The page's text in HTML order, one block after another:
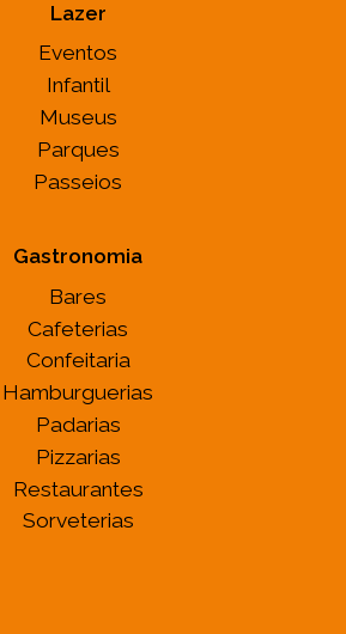
Lazer
Eventos
Infantil
Museus
Parques
Passeios
Gastronomia
Bares
Cafeterias
Confeitaria
Hamburguerias
Padarias
Pizzarias
Restaurantes
Sorveterias